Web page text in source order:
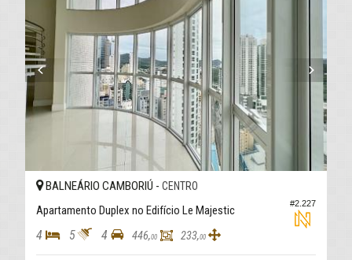
#2.227
BALNEÁRIO CAMBORIÚ - CENTRO
Apartamento Duplex no Edifício Le Majestic
4 5 4 446,00 233,00